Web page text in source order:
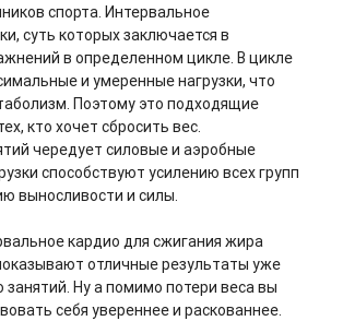
уровень
после силовых тренировок
для спины
все тело
тренировки
спорта. Интервальное
суть которых заключается в
в определенном цикле. В цикле
и умеренные нагрузки, что
Поэтому это подходящие
кто хочет сбросить вес.
чередует силовые и аэробные
способствуют усилению всех групп
выносливости и силы.
кардио для сжигания жира
отличные результаты уже
занятий. Ну а помимо потери веса вы
себя увереннее и раскованнее.